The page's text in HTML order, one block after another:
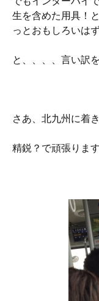
生を含めた用具！
っとおもしろいはず
と、、、、言い訳
さあ、北九州に着
精鋭？で頑張ります